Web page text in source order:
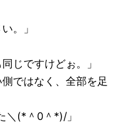
。」
じですけどぉ。」
ではなく、全部を足
＼(*＾0＾*)/」